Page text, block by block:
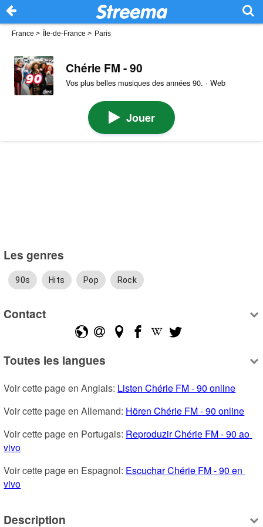
France > Île-de-France > Paris
Chérie FM - 90
Vos plus belles musiques des années 90. · Web
Jouer
Les genres
90s Hits Pop Rock
Contact
Toutes les langues
Voir cette page en Anglais: Listen Chérie FM - 90 online
Voir cette page en Allemand: Hören Chérie FM - 90 online
Voir cette page en Portugais: Reproduzir Chérie FM - 90 ao
vivo
Voir cette page en Espagnol: Escuchar Chérie FM - 90 en
vivo
Description